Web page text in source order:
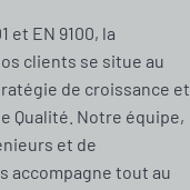
et EN 9100, la
clients se situe au
de croissance et
Qualité. Notre équipe,
et de
accompagne tout au